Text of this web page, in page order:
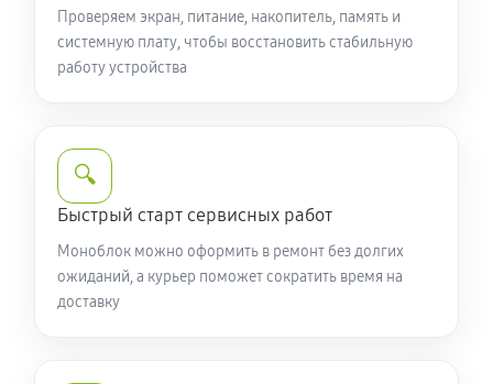
Проверяем экран, питание, накопитель, память и
системную плату, чтобы восстановить стабильную
работу устройства
🔍
Быстрый старт сервисных работ
Моноблок можно оформить в ремонт без долгих
ожиданий, а курьер поможет сократить время на
доставку